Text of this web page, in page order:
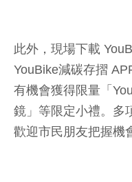
此外，現場下載
YouBike減碳存摺
有機會獲得限量「
鏡」等限定小禮。多
歡迎市民朋友把握機